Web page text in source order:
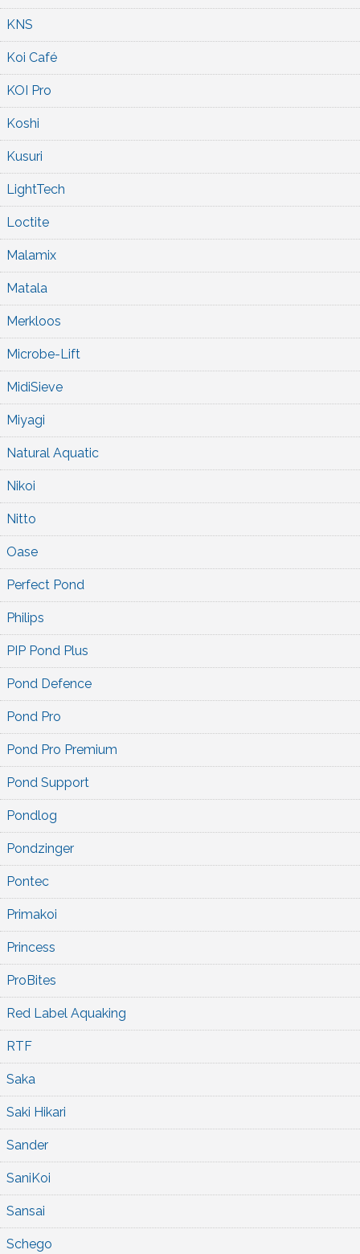
KNS
Koi Café
KOI Pro
Koshi
Kusuri
LightTech
Loctite
Malamix
Matala
Merkloos
Microbe-Lift
MidiSieve
Miyagi
Natural Aquatic
Nikoi
Nitto
Oase
Perfect Pond
Philips
PIP Pond Plus
Pond Defence
Pond Pro
Pond Pro Premium
Pond Support
Pondlog
Pondzinger
Pontec
Primakoi
Princess
ProBites
Red Label Aquaking
RTF
Saka
Saki Hikari
Sander
SaniKoi
Sansai
Schego